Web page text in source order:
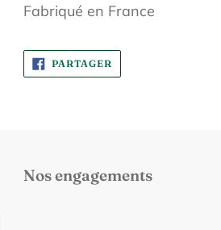
Fabriqué en France
PARTAGERPARTAGER
SUR
FACEBOOK
Nos engagements